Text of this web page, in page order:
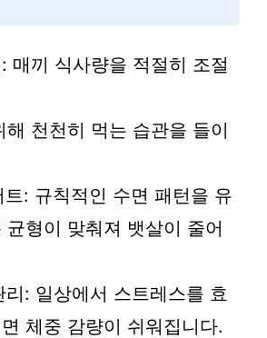
매끼 식사량을 적절히 조절
해 천천히 먹는 습관을 들이
: 규칙적인 수면 패턴을 유
균형이 맞춰져 뱃살이 줄어
: 일상에서 스트레스를 효
체중 감량이 쉬워집니다.